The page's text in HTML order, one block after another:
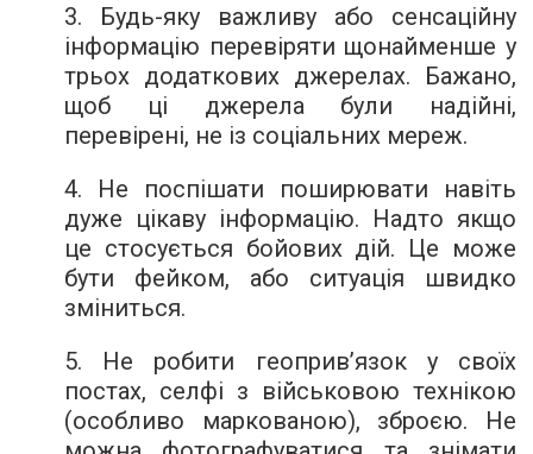
3. Будь-яку важливу або сенсаційну
інформацію перевіряти щонайменше у
трьох додаткових джерелах. Бажано,
щоб ці джерела були надійні,
перевірені, не із соціальних мереж.
4. Не поспішати поширювати навіть
дуже цікаву інформацію. Надто якщо
це стосується бойових дій. Це може
бути фейком, або ситуація швидко
зміниться.
5. Не робити геоприв’язок у своїх
постах, селфі з військовою технікою
(особливо маркованою), зброєю. Не